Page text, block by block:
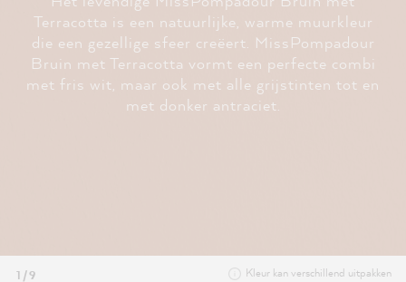
Terracotta is een natuurlijke, warme muurkleur
die een gezellige sfeer creëert. MissPompadour
Bruin met Terracotta vormt een perfecte combi
met fris wit, maar ook met alle grijstinten tot en
met donker antraciet.
1 / 9 Kleur kan verschillend uitpakken